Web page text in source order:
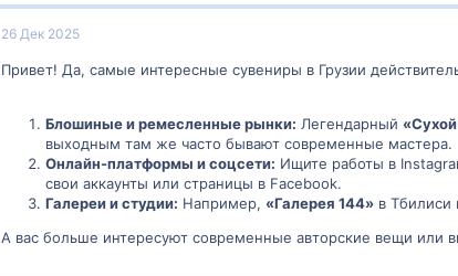
26 Дек 2025
Привет! Да, самые интересные сувениры в Грузии
Блошиные и ремесленные рынки: Легендарный
выходным там же часто бывают современные мастера.
Онлайн-платформы и соцсети: Ищите работы в
свои аккаунты или страницы в Facebook.
Галереи и студии: Например, «Галерея 144» в Тбилиси
А вас больше интересуют современные авторские вещи или